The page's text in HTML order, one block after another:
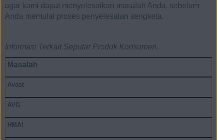
agar kami dapat menyelesaikan masalah Anda, sebelum
Anda memulai proses penyelesaian sengketa.
Informasi Terkait Seputar Produk Konsumen.
Masalah
Avast
AVG
HMA!